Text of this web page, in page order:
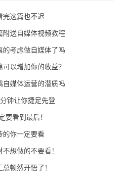
完这篇也不迟
附送自媒体视频教程
的考虑做自媒体了吗
以增加你的收益？
自媒体运营的潜质吗
钟让你捷足先登
要看到最后！
的你一定要看
想做的不要看！
顿然开悟了！